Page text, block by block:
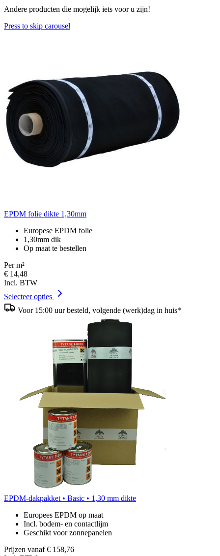
Andere producten die mogelijk iets voor u zijn!
Press to skip carousel
EPDM folie dikte 1,30mm
Europese EPDM folie
1,30mm dik
Op maat te bestellen
Per m²
€ 14,48
Incl. BTW
Selecteer opties
Voor 15:00 uur besteld, volgende (werk)dag in huis*
EPDM-dakpakket • Basic • 1,30 mm dikte
Europees EPDM op maat
Incl. bodem- en contactlijm
Geschikt voor zonnepanelen
Prijzen vanaf € 158,76